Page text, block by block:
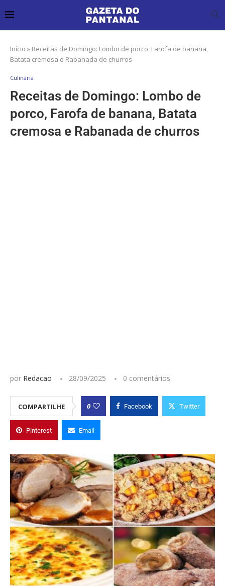
Início » Receitas de Domingo: Lombo de porco, Farofa de banana,
Batata cremosa e Rabanada de churros
Culinária
Receitas de Domingo: Lombo de
porco, Farofa de banana, Batata
cremosa e Rabanada de churros
por Redacao 28/09/2025 0 comentários
COMPARTILHE 0 Facebook Twitter
Pinterest Email